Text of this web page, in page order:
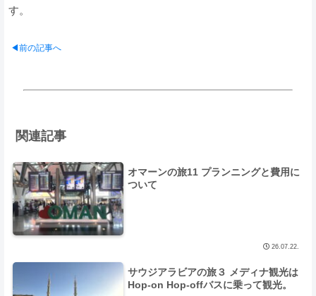
す。
◀前の記事へ
関連記事
オマーンの旅11 プランニングと費用に
ついて
26.07.22.
サウジアラビアの旅３ メディナ観光は
Hop-on Hop-offバスに乗って観光。